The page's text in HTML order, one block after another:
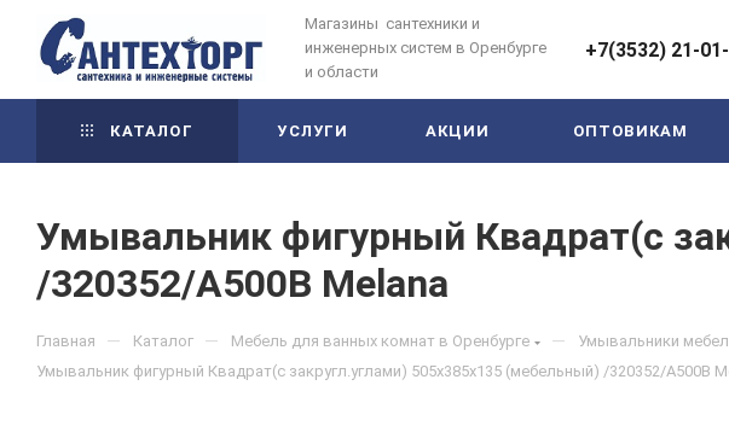
Магазины сантехники и
инженерных систем в Оренбурге
и области
+7(3532) 21-
КАТАЛОГ УСЛУГИ АКЦИИ ОПТОВИКАМ
Умывальник фигурный Квадрат(с
/320352/A500B Melana
Главная — Каталог — Мебель для ванных комнат в Оренбурге — Умывальники
Умывальник фигурный Квадрат(с закругл.углами) 505х385х135 (мебельный) /320352/A500B